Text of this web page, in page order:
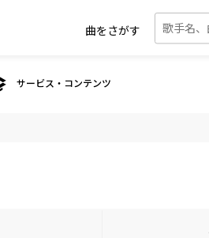
曲をさがす
サービス・コンテンツ